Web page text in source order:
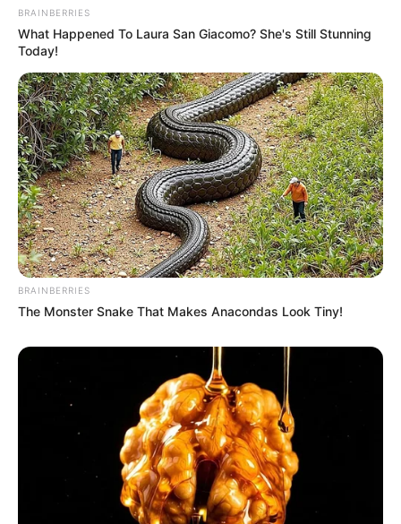
BRAINBERRIES
What Happened To Laura San Giacomo? She's Still Stunning
Today!
BRAINBERRIES
The Monster Snake That Makes Anacondas Look Tiny!